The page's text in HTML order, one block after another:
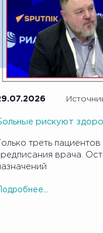
рискуют
Только треть
врача.
Подробнее...